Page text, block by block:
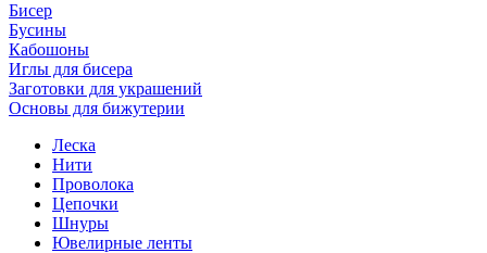
Бисер
Бусины
Кабошоны
Иглы для бисера
Заготовки для украшений
Основы для бижутерии
Леска
Нити
Проволока
Цепочки
Шнуры
Ювелирные ленты